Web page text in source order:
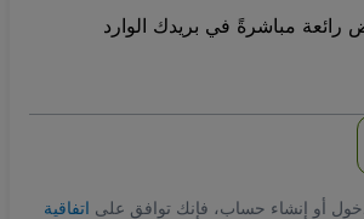
رائعة مباشرةً في بريدك الوارد
أو إنشاء حساب، فإنك توافق على اتفاقية